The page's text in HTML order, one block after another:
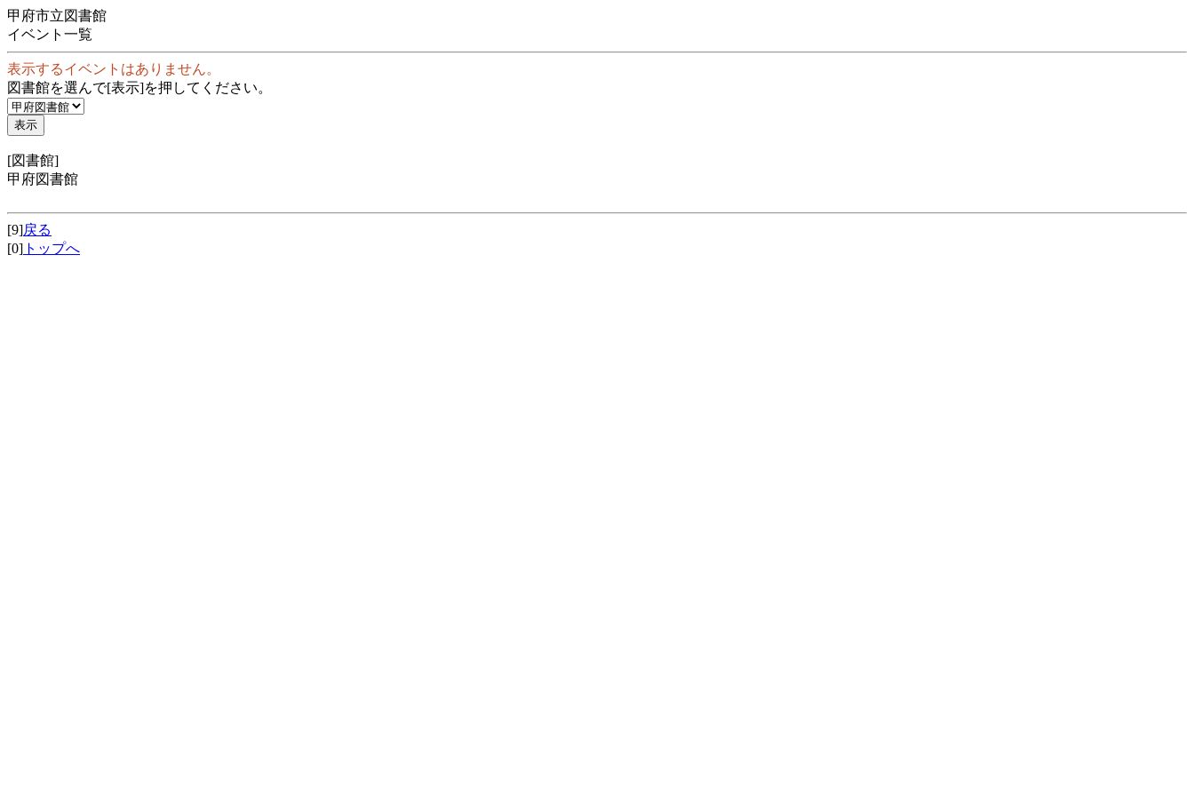
甲府市立図書館
イベント一覧
表示するイベントはありません。
図書館を選んで[表示]を押してください。
[図書館]
甲府図書館
[9]戻る
[0] トップへ